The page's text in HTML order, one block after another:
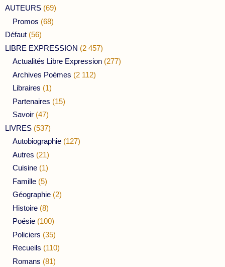
AUTEURS (69)
Promos (68)
Défaut (56)
LIBRE EXPRESSION (2 457)
Actualités Libre Expression (277)
Archives Poèmes (2 112)
Libraires (1)
Partenaires (15)
Savoir (47)
LIVRES (537)
Autobiographie (127)
Autres (21)
Cuisine (1)
Famille (5)
Géographie (2)
Histoire (8)
Poésie (100)
Policiers (35)
Recueils (110)
Romans (81)